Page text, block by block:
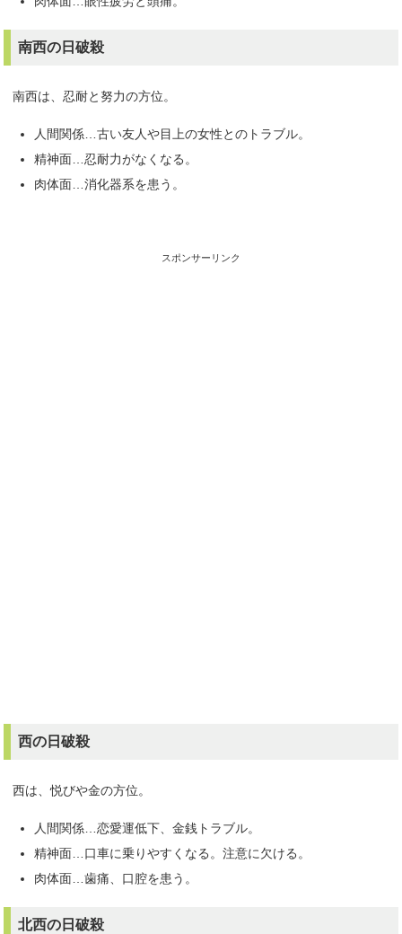
南西の日破殺
南西は、忍耐と努力の方位。
人間関係…古い友人や目上の女性とのトラブル。
精神面…忍耐力がなくなる。
肉体面…消化器系を患う。
スポンサーリンク
西の日破殺
西は、悦びや金の方位。
人間関係…恋愛運低下、金銭トラブル。
精神面…口車に乗りやすくなる。注意に欠ける。
肉体面…歯痛、口腔を患う。
北西の日破殺